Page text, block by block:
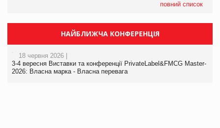
повний список
НАЙБЛИЖЧА КОНФЕРЕНЦІЯ
18 червня 2026 |
3-4 вересня Виставки та конференції PrivateLabel&FMCG Master-
2026: Власна марка - Власна перевага